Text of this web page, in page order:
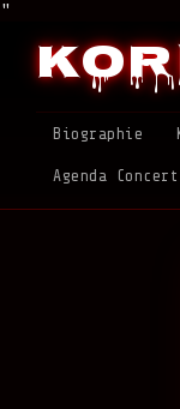
"
Biographie
Agenda Concert